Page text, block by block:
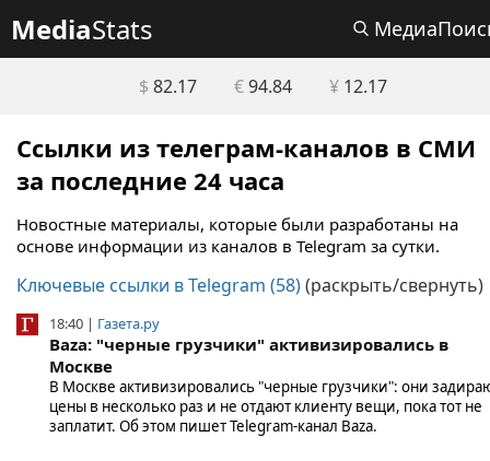
MediaStats
$ 82.17 €94.84 ¥12.17
Ссылки из телеграм-каналов в СМИ
за последние 24 часа
Новостные материалы, которые были разработаны на
основе информации из каналов в Telegram за сутки.
Ключевые ссылки в Telegram (58)(раскрыть/свернуть)
18:40 | Газета.ру
Baza: "черные грузчики" активизировались в
Москве
В Москве активизировались "черные грузчики": они
цены в несколько раз и не отдают клиенту вещи, пока тот не
заплатит. Об этом пишет Telegram-канал Baza.